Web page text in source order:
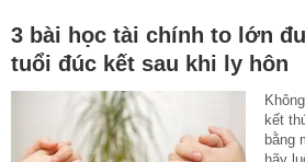
3 bài học tài chính to lớn
tuổi đúc kết sau khi ly hôn
kết
bằng